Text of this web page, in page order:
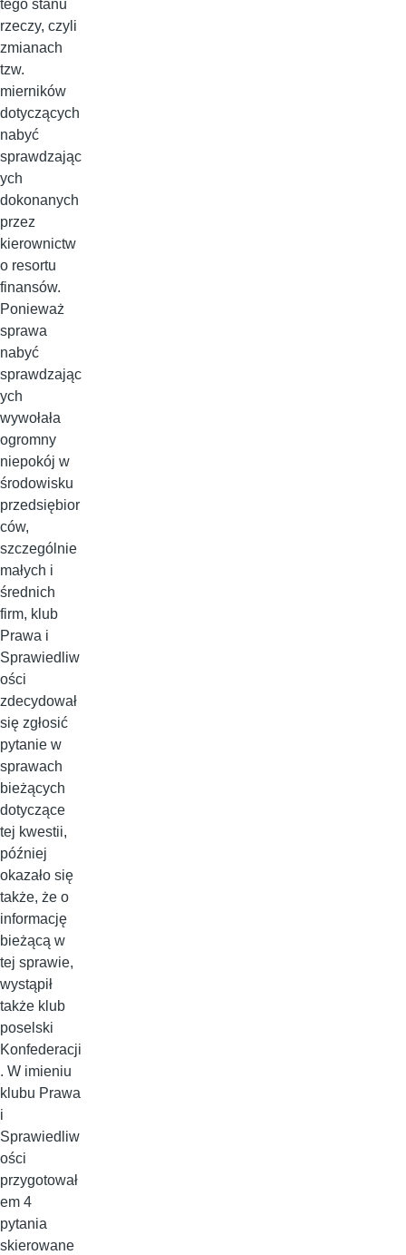
tego stanu
rzeczy, czyli
zmianach
tzw.
mierników
dotyczących
nabyć
sprawdzając
ych
dokonanych
przez
kierownictw
o resortu
finansów.
Ponieważ
sprawa
nabyć
sprawdzając
ych
wywołała
ogromny
niepokój w
środowisku
przedsiębior
ców,
szczególnie
małych i
średnich
firm, klub
Prawa i
Sprawiedliw
ości
zdecydował
się zgłosić
pytanie w
sprawach
bieżących
dotyczące
tej kwestii,
później
okazało się
także, że o
informację
bieżącą w
tej sprawie,
wystąpił
także klub
poselski
Konfederacji
. W imieniu
klubu Prawa
i
Sprawiedliw
ości
przygotował
em 4
pytania
skierowane